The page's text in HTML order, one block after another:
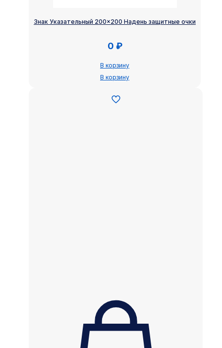
Знак Указательный 200×200 Надень защитные очки
0 ₽
В корзину
В корзину